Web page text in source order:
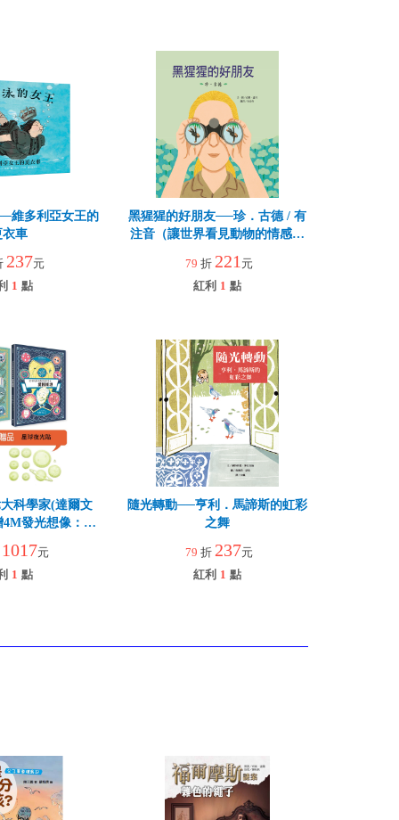
維多利亞女王的
衣車
237元
1 點
黑猩猩的好朋友──珍．古德 / 有
注音（讓世界看見動物的情感與
79 折 221 元
紅利 1 點
科學家(達爾文
發光想像：星
1017元
1 點
隨光轉動──亨利．馬諦斯的虹彩
之舞
79 折 237元
紅利 1 點